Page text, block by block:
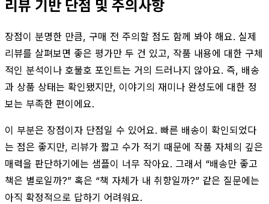
리뷰 기반 단점 및 주의사항
장점이 분명한 만큼, 구매 전 주의할 점도 함께 봐야 해요. 실제
리뷰를 살펴보면 좋은 평가만 두 건 있고, 작품 내용에 대한 구체
적인 분석이나 호불호 포인트는 거의 드러나지 않아요. 즉, 배송
과 상품 상태는 확인됐지만, 이야기의 재미나 완성도에 대한 정
보는 부족한 편이에요.
이 부분은 장점이자 단점일 수 있어요. 빠른 배송이 확인되었다
는 점은 좋지만, 리뷰가 짧고 수가 적기 때문에 작품 자체의 깊은
매력을 판단하기에는 샘플이 너무 작아요. 그래서 “배송만 좋고
책은 별로일까?” 혹은 “책 자체가 내 취향일까?” 같은 질문에는
아직 확정적으로 답하기 어려워요.